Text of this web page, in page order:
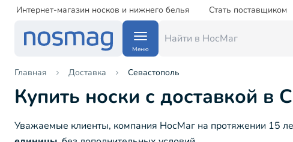
Интернет-магазин носков и нижнего белья Стать поставщиком
Меню
Главная Доставка Севастополь
Купить носки с доставкой в
Уважаемые клиенты, компания НосМаг на протяжении 15